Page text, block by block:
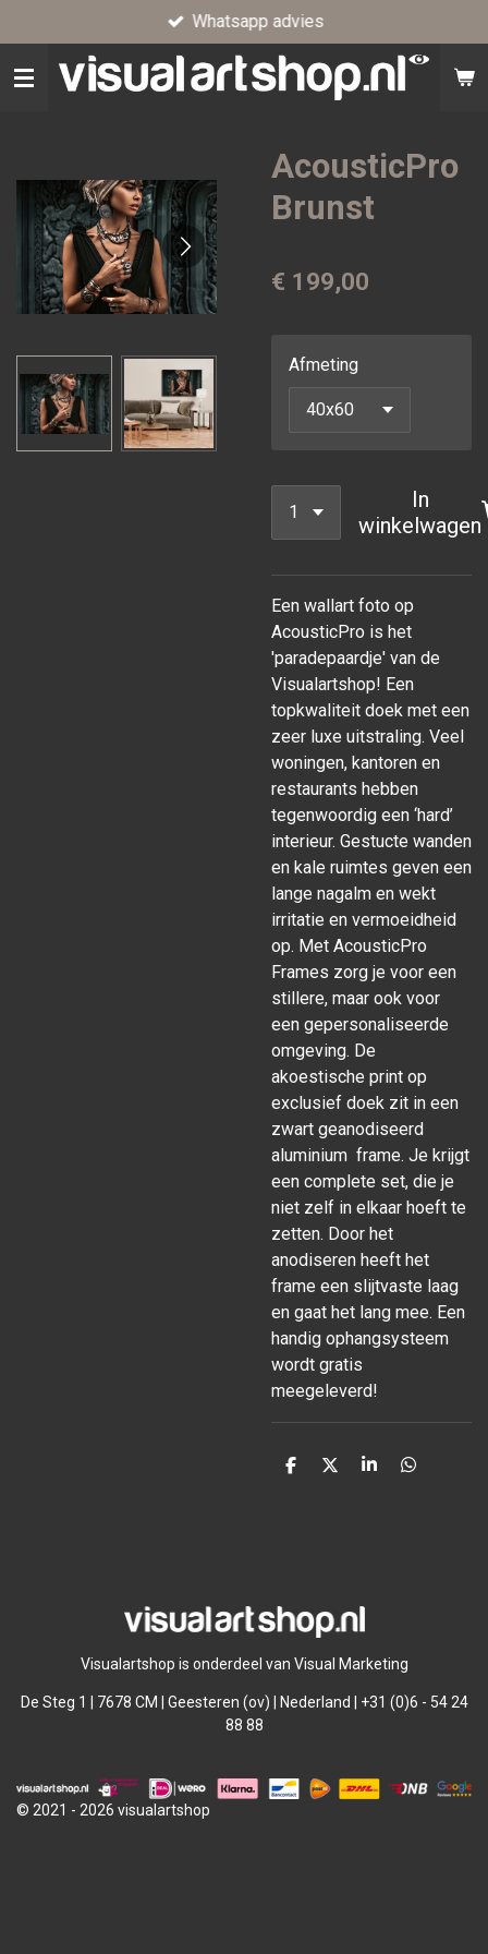
direct
naar
Whatsapp advies
AcousticPro
Brunst
€ 199,00
Afmeting
In
winkelwagen
Een wallart foto op
AcousticPro is het
'paradepaardje' van de
Visualartshop! Een
topkwaliteit doek met een
zeer luxe uitstraling. Veel
woningen, kantoren en
restaurants hebben
tegenwoordig een ‘hard’
interieur. Gestucte wanden
en kale ruimtes geven een
lange nagalm en wekt
irritatie en vermoeidheid
op. Met AcousticPro
Frames zorg je voor een
stillere, maar ook voor
een gepersonaliseerde
omgeving. De
akoestische print op
exclusief doek zit in een
zwart geanodiseerd
aluminium frame. Je krijgt
een complete set, die je
niet zelf in elkaar hoeft te
zetten. Door het
anodiseren heeft het
frame een slijtvaste laag
en gaat het lang mee. Een
handig ophangsysteem
wordt gratis
meegeleverd!
D
D
S
D
Visualartshop is onderdeel van Visual Marketing
De Steg 1 | 7678 CM | Geesteren (ov) | Nederland | +31 (0)6 - 54 24
88 88
© 2021 - 2026 visualartshop